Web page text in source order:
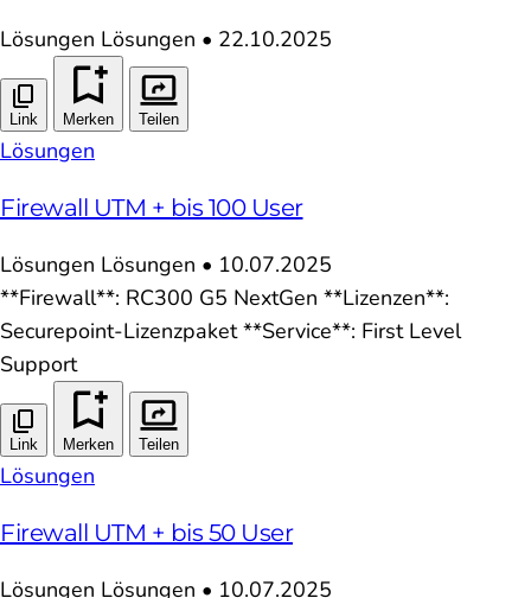
Lösungen Lösungen • 22.10.2025
Link Merken Teilen
Lösungen
Firewall UTM + bis 100 User
Lösungen Lösungen • 10.07.2025
**Firewall**: RC300 G5 NextGen **Lizenzen**:
Securepoint-Lizenzpaket **Service**: First Level
Support
Link Merken Teilen
Lösungen
Firewall UTM + bis 50 User
Lösungen Lösungen • 10.07.2025